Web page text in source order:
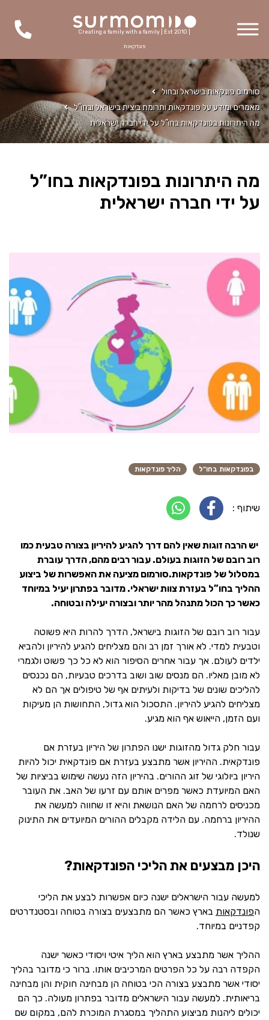
Creating a family with a family | Est 2010 |
פונדקאות
סורמום פונקאות בישראל ובחול
מאמרים ומידע על פונדקאות ותרומת ביצית בישראל ובחו"ל
מה היתרונות בפונדקאות בחו”ל על ידי חברה ישראלית
מה היתרונות בפונדקאות בחו”ל
על ידי חברה ישראלית
בפונדקאות בחו"ל הליך פונדקאות
שיתוף :
יש הרבה זוגות שאין להם דרך להגיע להיריון בצורה טבעית כמו
רוב רובם של הזוגות בעולם. עבור רבים מהם, הדרך עוברת
במסלול של פונדקאות.סורמום מציעה את האפשרות של ביצוע
ההליך בחו”ל בעזרת צוות ישראלי. מדובר בפתרון יעיל במיוחד
כאשר כך הכול מתנהל מהר יותר ובצורה יעילה ובטוחה.
עבור רוב רובם של הזוגות בישראל, הדרך להרות היא פשוטה
וטבעית למדי. לא אורך זמן רב והם מצליחים להגיע להיריון ולהביא
ילדים לעולם. אך עבור אחרים הסיפור הוא לא כל כך פשוט ולגמרי
לא מובן מאליו. הם מנסים שוב ושוב בדרכים טבעיות, הם נכנסים
להליכים שונים של בדיקות ולעיתים אף של טיפולים אך הם לא
מצליחים להגיע להיריון. התסכול הוא גדול, התחושות הן מעיקות
ועם הזמן, הייאוש אף הוא מגיע.
עבור חלק גדול מהזוגות ישנו הפתרון של היריון בעזרת אם
פונדקאית. ההיריון אשר מתבצע בעזרת אם פונדקאית יכול להיות
היריון ביולוגי של זוג ההורים. בהיריון הזה נעשה שימוש בביציות של
האם המיועדת כאשר מפרים אותם עם זרעו של האב. את העובר
מכניסים לרחמה של האם הנושאת והיא זו שחווה למעשה את
ההיריון ברחמה. עם הלידה מקבלים ההורים המיועדים את התינוק
שנולד.
היכן מבצעים את הליכי הפונדקאות?
למעשה עבור הישראלים ישנה כיום אפשרות לבצע את הליכי
הפונדקאות בארץ כאשר הם מתבצעים בצורה בטוחה ובסטנדרטים
קפדניים במיוחד.
ההליך אשר מתבצע בארץ הוא הליך איטי ויסודי כאשר ישנה
הקפדה רבה על כל הפרטים המרכיבים אותו. ברור כי מדובר בהליך
יסודי אשר מתבצע בצורה הכי בטוחה הן מבחינה חוקית והן מבחינה
בריאותית. למעשה עבור הישראלים מדובר בפתרון מעולה. כך הם
יכולים ליהנות מביצוע התהליך במסגרת המוכרת להם, במקום שם